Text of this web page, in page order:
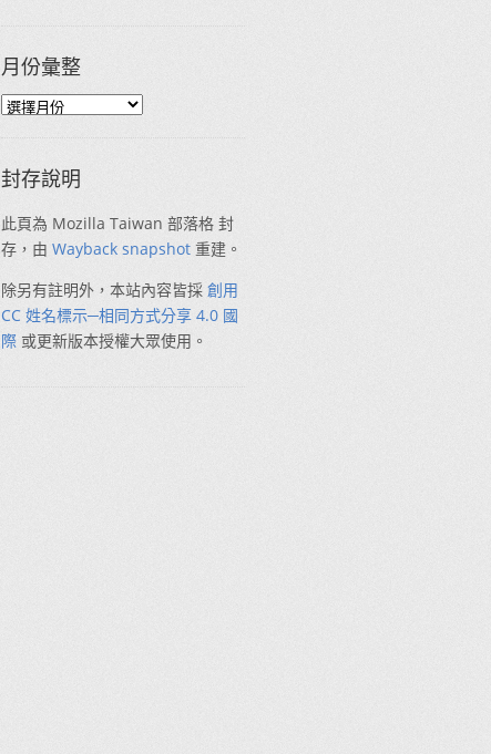
月份彙整
封存說明
此頁為 Mozilla Taiwan 部落格 封
存，由 Wayback snapshot 重建。
除另有註明外，本站內容皆採 創用
CC 姓名標示─相同方式分享 4.0 國
際 或更新版本授權大眾使用。